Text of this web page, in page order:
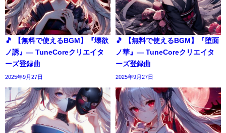
🎵 【無料で使えるBGM】『壊欲
ノ誘』― TuneCoreクリエイタ
ーズ登録曲
2025年9月27日
🎵 【無料で使えるBGM】『堕面
ノ華』― TuneCoreクリエイタ
ーズ登録曲
2025年9月27日